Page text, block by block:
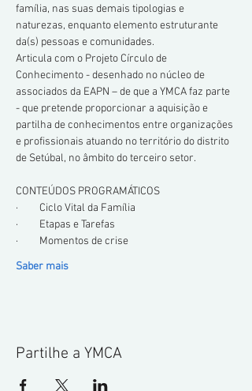
família, nas suas demais tipologias e
naturezas, enquanto elemento estruturante
Articula com o Projeto Círculo de
Conhecimento - desenhado no núcleo de
associados da EAPN – de que a YMCA faz parte
- que pretende proporcionar a aquisição e
partilha de conhecimentos entre organizações
e profissionais atuando no território do distrito
de Setúbal, no âmbito do terceiro setor.
Saber mais
Partilhe a YMCA